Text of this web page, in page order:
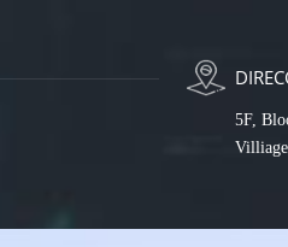
5F,